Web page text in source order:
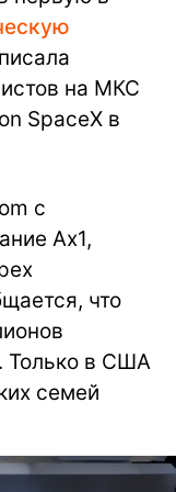
на МКС
SpaceX в
с
Ax1,
что
Только в США
семей